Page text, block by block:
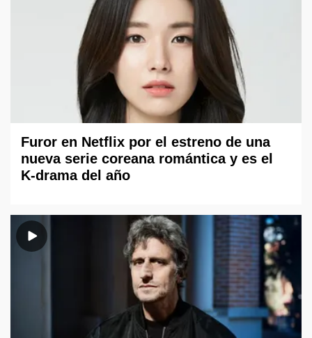
Furor en Netflix por el estreno de una
nueva serie coreana romántica y es el
K-drama del año